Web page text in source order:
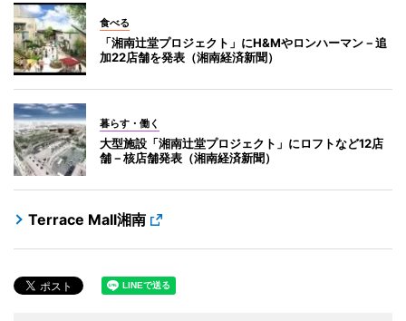
食べる
「湘南辻堂プロジェクト」にH&Mやロンハーマン－追
加22店舗を発表（湘南経済新聞）
暮らす・働く
大型施設「湘南辻堂プロジェクト」にロフトなど12店
舗－核店舗発表（湘南経済新聞）
Terrace Mall湘南